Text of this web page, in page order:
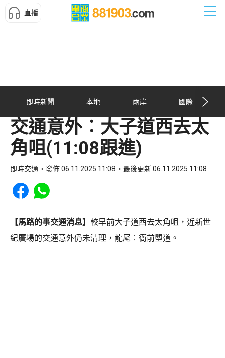
直播
即時新聞 本地 兩岸 國際
交通意外︰大子道西去太
角咀(11:08跟進)
即時交通 發佈 06.11.2025 11:08 最後更新 06.11.2025 11:08
Share to Facebook
Share to WhatsApp
【馬路的事交通消息】 較早前大子道西去太角咀，近新世
紀廣場的交通意外仍未清理，龍尾︰衙前塱道。